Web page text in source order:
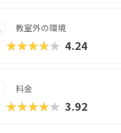
教室外の環境
★★★★★ 4.24
料金
★★★★★ 3.92